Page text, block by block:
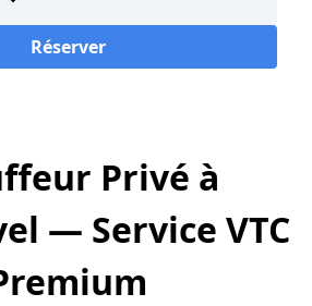
Loading...
Réserver
Privé à
— Service VTC